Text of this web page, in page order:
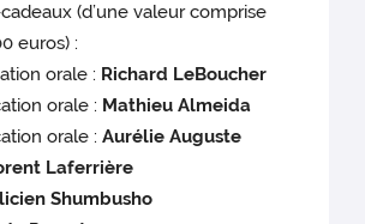
(d’une valeur comprise
euros) :
orale : Richard LeBoucher
orale : Mathieu Almeida
orale :Aurélie Auguste
Laferrière
Shumbusho